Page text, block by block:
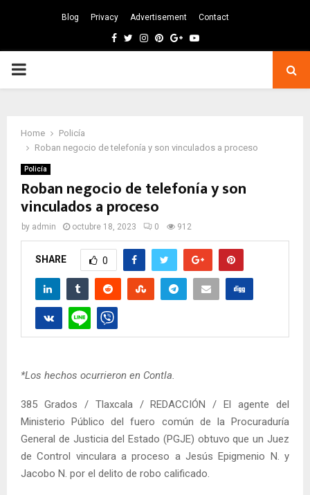
Blog Privacy Advertisement Contact
Facebook
TwitterInstagram
Pinterest
GoogleYoutube
PRIMARY
Home
Policía
Roban negocio de telefonía y son vinculados a proceso
Policía
Roban negocio de telefonía y son
vinculados a proceso
by admin octubre 18, 2023 0 912
SHARE 0
*Los hechos ocurrieron en Contla.
385 Grados / Tlaxcala / REDACCIÓN / El agente del
Ministerio Público del fuero común de la Procuraduría
General de Justicia del Estado (PGJE) obtuvo que un Juez
de Control vinculara a proceso a Jesús Epigmenio N. y
Jacobo N. por el delito de robo calificado.